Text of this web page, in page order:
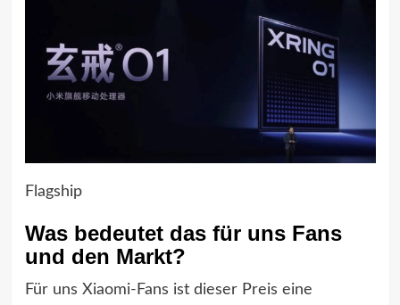
Flagship
Was bedeutet das für uns Fans
und den Markt?
Für uns Xiaomi-Fans ist dieser Preis eine